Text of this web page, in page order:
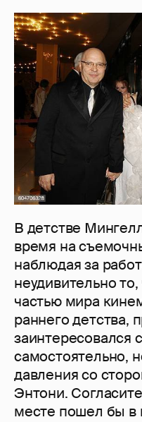
В детстве
время на
наблюдая за
неудивительно
частью мира
раннего детства,
заинтересовался
самостоятельно,
давления со
Энтони.
месте пошел бы в